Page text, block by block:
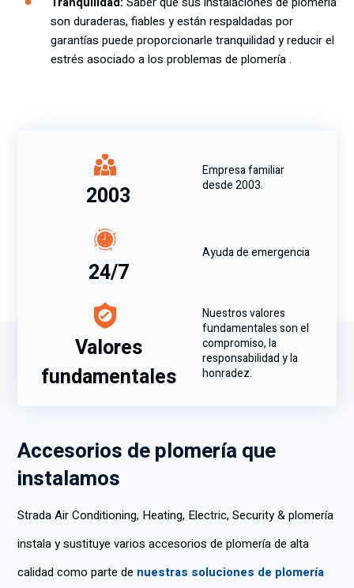
son duraderas, fiables y están respaldadas por
garantías puede proporcionarle tranquilidad y reducir el
estrés asociado a los problemas de plomería .
2003
Empresa familiar
desde 2003.
24/7
Ayuda de emergencia
Valores
fundamentales
Nuestros valores
fundamentales son el
compromiso, la
responsabilidad y la
honradez.
Accesorios de plomería que
instalamos
Strada Air Conditioning, Heating, Electric, Security & plomería
instala y sustituye varios accesorios de plomería de alta
calidad como parte de nuestras soluciones de plomería